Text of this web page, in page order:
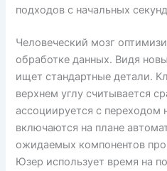
подходов с начальных секунд
Человеческий мозг
обработке данных. Видя
ищет стандартные детали.
верхнем углу считывается
ассоциируется с переходом
включаются на плане
ожидаемых компонентов
Юзер использует время на